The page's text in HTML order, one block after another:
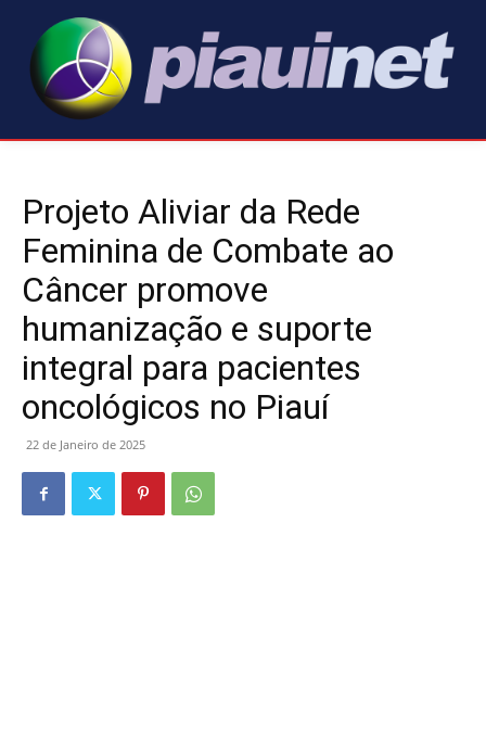
Projeto Aliviar da Rede
Feminina de Combate ao
Câncer promove
humanização e suporte
integral para pacientes
oncológicos no Piauí
22 de Janeiro de 2025